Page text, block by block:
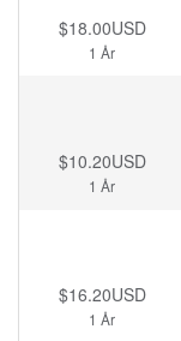
$18.00USD
1 År
$10.20USD
1 År
$16.20USD
1 År